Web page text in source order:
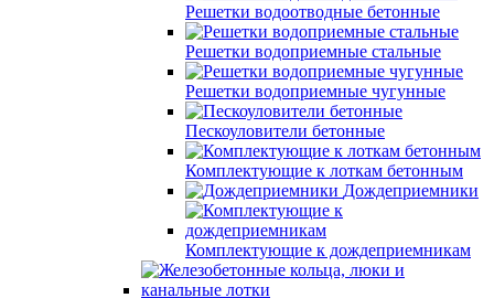
Решетки водоотводные бетонные
Решетки водоприемные стальные
Решетки водоприемные чугунные
Пескоуловители бетонные
Комплектующие к лоткам бетонным
Дождеприемники
Комплектующие к дождеприемникам